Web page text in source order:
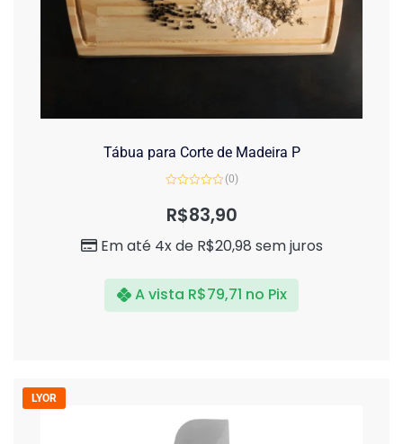
Tábua para Corte de Madeira P
de
(0)
R$83,90
Em até 4x de R$20,98 sem juros
A vista R$79,71 no Pix
LYOR